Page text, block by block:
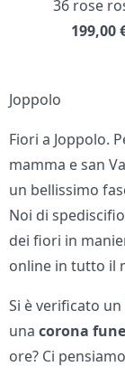
36 rose
199,00
Joppolo
Fiori a Joppolo.
mamma e san
un bellissimo
Noi di
dei fiori in
online in tutto il
Si è verificato
unacorona
ore? Ci